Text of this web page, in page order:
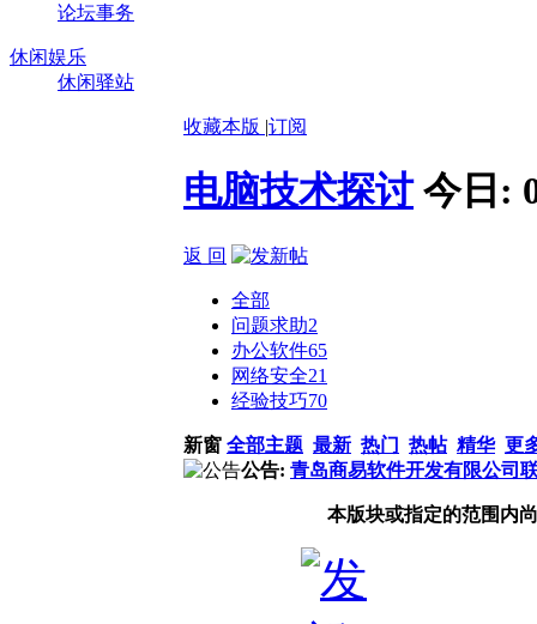
论坛事务
休闲娱乐
休闲驿站
收藏本版 |订阅
电脑技术探讨 今日:
返 回
全部
问题求助2
办公软件65
网络安全21
经验技巧70
新窗 全部主题 最新 热门 热帖 精华 更
公告: 青岛商易软件开发有限公司
本版块或指定的范围内